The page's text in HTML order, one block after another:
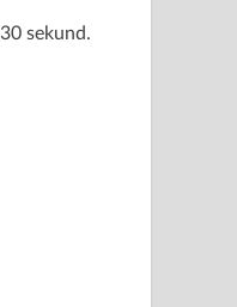
sekund.